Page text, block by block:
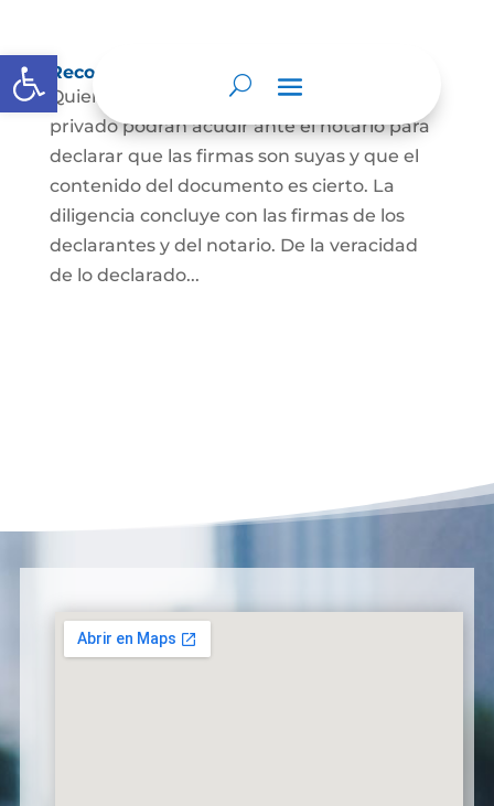
Abrir barra de herramientas
Reconocimiento de firma y contenido
Quienes hayan firmado un documento
privado podrán acudir ante el notario para
declarar que las firmas son suyas y que el
contenido del documento es cierto. La
diligencia concluye con las firmas de los
declarantes y del notario. De la veracidad
de lo declarado...